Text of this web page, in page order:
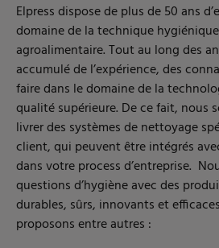
Elpress dispose de plus de 50 ans
domaine de la technique
agroalimentaire. Tout au long des
accumulé de l’expérience, des
faire dans le domaine de la
qualité supérieure. De ce fait, nous
livrer des systèmes de nettoyage
client, qui peuvent être intégrés
dans votre process d’entreprise.
questions d’hygiène avec des
durables, sûrs, innovants et
proposons entre autres :